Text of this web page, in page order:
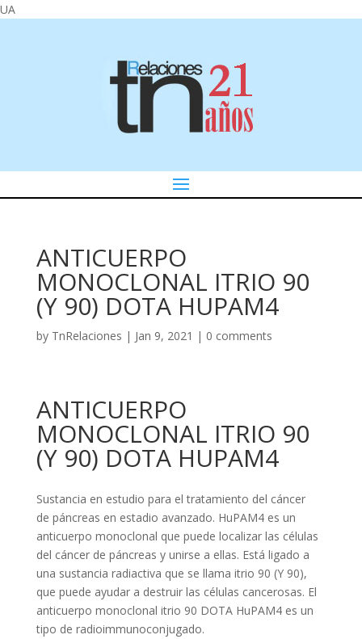
UA
ANTICUERPO
MONOCLONAL ITRIO 90
(Y 90) DOTA HUPAM4
by TnRelaciones | Jan 9, 2021 | 0 comments
ANTICUERPO
MONOCLONAL ITRIO 90
(Y 90) DOTA HUPAM4
Sustancia en estudio para el tratamiento del cáncer
de páncreas en estadio avanzado. HuPAM4 es un
anticuerpo monoclonal que puede localizar las células
del cáncer de páncreas y unirse a ellas. Está ligado a
una sustancia radiactiva que se llama itrio 90 (Y 90),
que puede ayudar a destruir las células cancerosas. El
anticuerpo monoclonal itrio 90 DOTA HuPAM4 es un
tipo de radioimmunoconjugado.